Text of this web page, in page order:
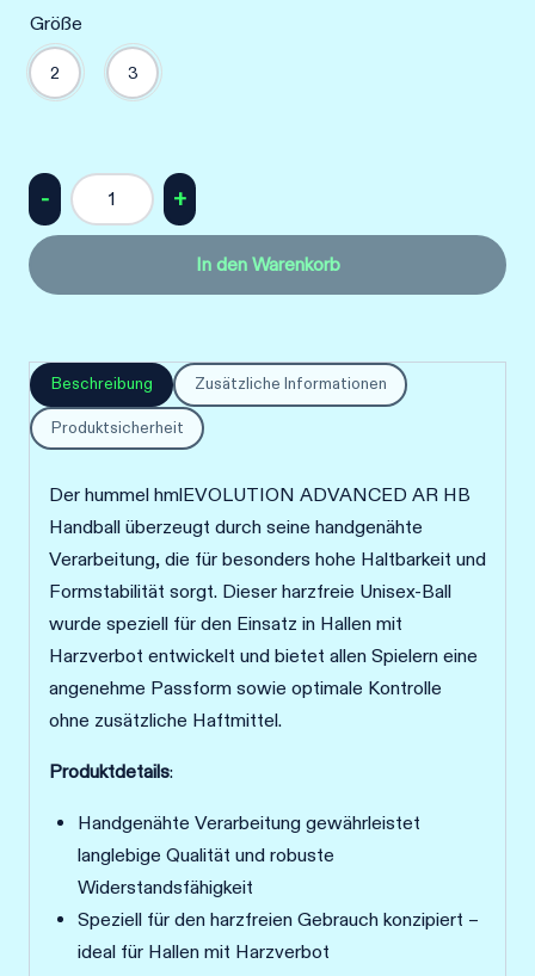
Größe
2 3
hmlEVOLUTION
ADVANCED
AR
In den Warenkorb
Beschreibung Zusätzliche Informationen
Produktsicherheit
Der hummel hmlEVOLUTION ADVANCED AR HB
Handball überzeugt durch seine handgenähte
Verarbeitung, die für besonders hohe Haltbarkeit und
Formstabilität sorgt. Dieser harzfreie Unisex-Ball
wurde speziell für den Einsatz in Hallen mit
Harzverbot entwickelt und bietet allen Spielern eine
angenehme Passform sowie optimale Kontrolle
ohne zusätzliche Haftmittel.
Produktdetails:
Handgenähte Verarbeitung gewährleistet
langlebige Qualität und robuste
Widerstandsfähigkeit
Speziell für den harzfreien Gebrauch konzipiert –
ideal für Hallen mit Harzverbot